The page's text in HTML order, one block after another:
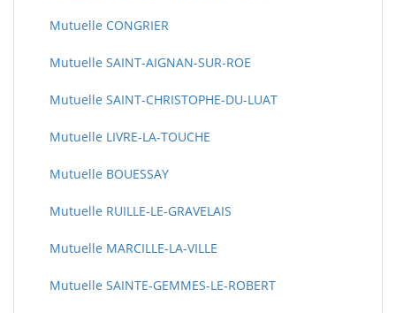
Mutuelle CONGRIER
Mutuelle SAINT-AIGNAN-SUR-ROE
Mutuelle SAINT-CHRISTOPHE-DU-LUAT
Mutuelle LIVRE-LA-TOUCHE
Mutuelle BOUESSAY
Mutuelle RUILLE-LE-GRAVELAIS
Mutuelle MARCILLE-LA-VILLE
Mutuelle SAINTE-GEMMES-LE-ROBERT